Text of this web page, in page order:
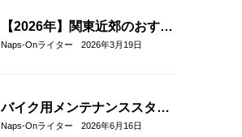
め
【2026年】関東近郊のおすす
めお花見ツーリングスポット
Naps-Onライター 2026年3月19日
バイク用メンテナンススタン
ドの選び方とおすすめ6選｜
Naps-Onライター 2026年6月16日